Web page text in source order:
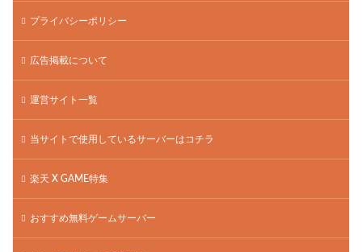
プライバシーポリシー
広告掲載について
運営サイト一覧
当サイトで使用しているサーバーはコチラ
楽天 X GAME特集
おすすめ無料ゲームサーバー